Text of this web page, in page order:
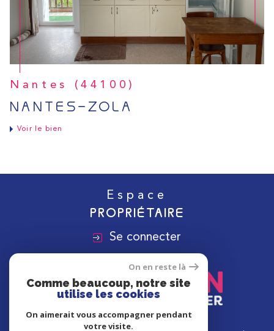
Nantes (44100)
NANTES-ZOLA
Voir le bien
Espace
PROPRIÉTAIRE
Se connecter
On en reste là
Comme beaucoup, notre site
utilise les cookies
On aimerait vous accompagner pendant
votre visite.